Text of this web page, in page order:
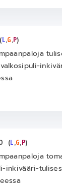
(L,G,P)
(L,G,P)
inkivääri-